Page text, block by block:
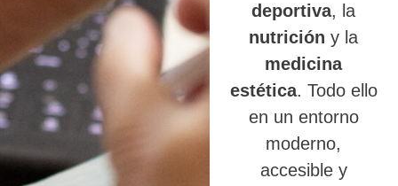
deportiva, la
nutrición y la
medicina
estética. Todo ello
en un entorno
moderno,
accesible y